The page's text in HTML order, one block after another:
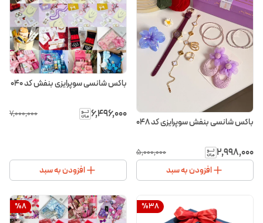
باکس شانسی بنفش سوپرایزی کد ۰۴۸
۲٬۹۹۸٬۰۰۰ ۵٬۰۰۰٬۰۰۰
افزودن به سبد
باکس شانسی سوپرایزی بنفش کد ۰۴۰
۶٬۴۹۶٬۰۰۰ ۷٬۰۰۰٬۰۰۰
افزودن به سبد
%38
%8